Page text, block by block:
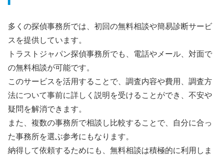
多くの探偵事務所では、初回の無料相談や簡易診断サービ
スを提供しています。
トラストジャパン探偵事務所でも、電話やメール、対面で
の無料相談が可能です。
このサービスを活用することで、調査内容や費用、調査方
法について事前に詳しく説明を受けることができ、不安や
疑問を解消できます。
また、複数の事務所で相談し比較することで、自分に合っ
た事務所を選ぶ参考にもなります。
納得して依頼するためにも、無料相談は積極的に利用しま